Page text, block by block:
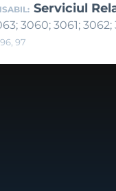
Serviciul
3060; 3061; 3062;
97